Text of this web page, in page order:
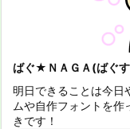
ばぐ★ＮＡＧＡ(ばぐ
明日できることは今日
ムや自作フォントを
きです！